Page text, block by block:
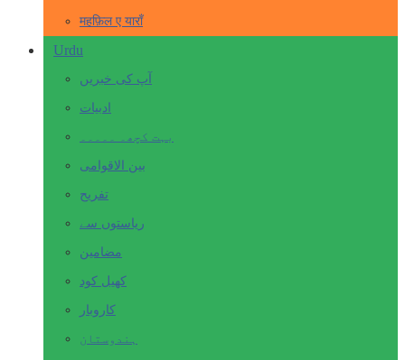
महफ़िल ए याराँ
Urdu
آپ کی خبریں
ادبیات
بہت کچھ۔ ۔۔۔۔۔
بین الاقوامی
تفریح
ریاستوں سے
مضامین
کھیل کود
کاروبار
ہندوستان